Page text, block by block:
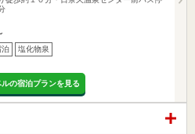
泊 塩化物泉
の宿泊プランを見る